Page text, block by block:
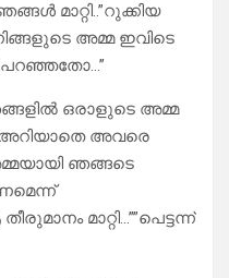
മാറ്റി..”റുക്കിയ
അമ്മ ഇവിടെ
ഒരാളുടെ അമ്മ
അവരെ
ഞങ്ങടെ
മാറ്റി…””പെട്ടന്ന്